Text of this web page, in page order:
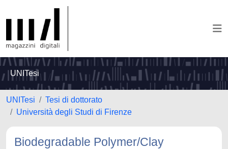
UNITesi
UNITesi
Tesi di dottorato
Università degli Studi di Firenze
Biodegradable Polymer/Clay